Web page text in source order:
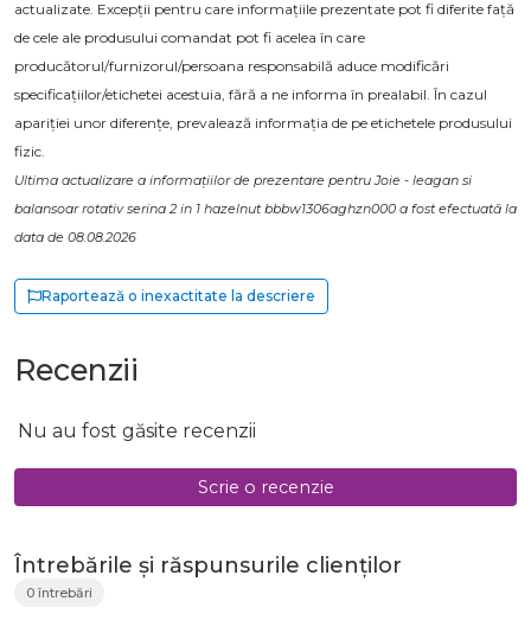
actualizate. Excepții pentru care informațiile prezentate pot fi diferite față
de cele ale produsului comandat pot fi acelea în care
producătorul/furnizorul/persoana responsabilă aduce modificări
specificațiilor/etichetei acestuia, fără a ne informa în prealabil. În cazul
apariției unor diferențe, prevalează informația de pe etichetele produsului
fizic.
Ultima actualizare a informațiilor de prezentare pentru Joie - leagan si
balansoar rotativ serina 2 in 1 hazelnut bbbw1306aghzn000 a fost efectuată la
data de 08.08.2026
Raportează o inexactitate la descriere
Recenzii
Nu au fost găsite recenzii
Scrie o recenzie
Întrebările și răspunsurile clienților
0 întrebări